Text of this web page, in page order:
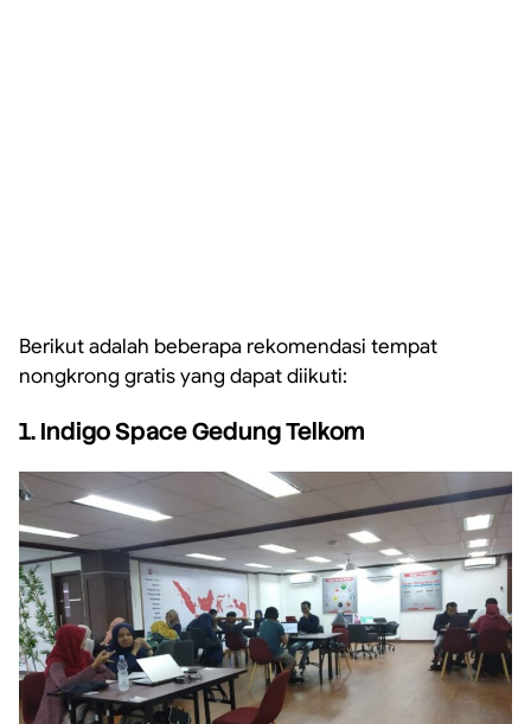
Berikut adalah beberapa rekomendasi tempat
nongkrong gratis yang dapat diikuti:
1. Indigo Space Gedung Telkom